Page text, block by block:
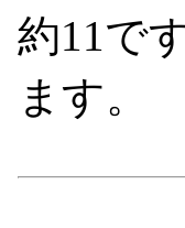
約11で
ます。